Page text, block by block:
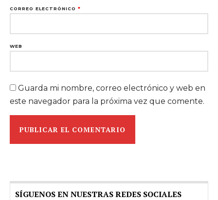
CORREO ELECTRÓNICO *
WEB
Guarda mi nombre, correo electrónico y web en
este navegador para la próxima vez que comente.
SÍGUENOS EN NUESTRAS REDES SOCIALES